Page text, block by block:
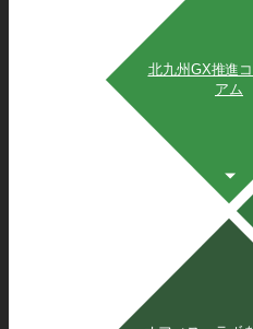
北九州GX推進
アム